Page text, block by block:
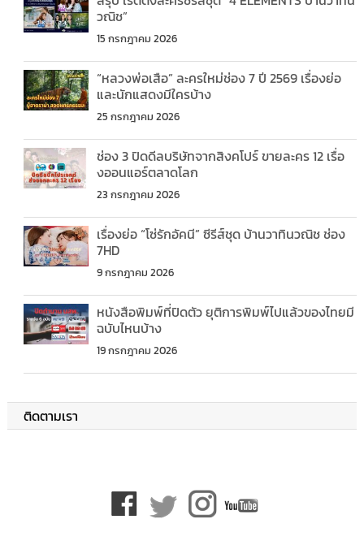
วณิช”
15 กรกฎาคม 2026
“หลวงพ่อเสือ” ละครใหม่ช่อง 7 ปี 2569 เรื่องย่อ
และนักแสดงมีใครบ้าง
25 กรกฎาคม 2026
ช่อง 3 ปิดดีลบริษัทจากสิงคโปร์ ขายละคร 12 เรื่อ
งออนแอร์ตลาดโลก
23 กรกฎาคม 2026
เรื่องย่อ “โซ่รักอัคนี” ซีรีส์ชุด บ้านวาทินวณิช ช่อง
7HD
9 กรกฎาคม 2026
หนังสือพิมพ์ที่ปิดตัว ยุติการพิมพ์ไปแล้วของไทยมี
ฉบับไหนบ้าง
19 กรกฎาคม 2026
ติดตามเรา